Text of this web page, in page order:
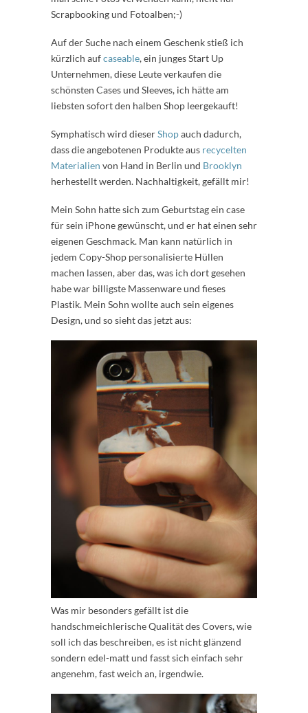
Scrapbooking und Fotoalben;-)
Auf der Suche nach einem Geschenk stieß ich
kürzlich aufcaseable, ein junges Start Up
Unternehmen, diese Leute verkaufen die
schönsten Cases und Sleeves, ich hätte am
liebsten sofort den halben Shop leergekauft!
Symphatisch wird dieserShopauch dadurch,
dass die angebotenen Produkte aus recycelten
Materialien von Hand in Berlin und Brooklyn
herhestellt werden. Nachhaltigkeit, gefällt mir!
Mein Sohn hatte sich zum Geburtstag ein case
für sein iPhone gewünscht, und er hat einen sehr
eigenen Geschmack. Man kann natürlich in
jedem Copy-Shop personalisierte Hüllen
machen lassen, aber das, was ich dort gesehen
habe war billigste Massenware und fieses
Plastik. Mein Sohn wollte auch sein eigenes
Design, und so sieht das jetzt aus:
Was mir besonders gefällt ist die
handschmeichlerische Qualität des Covers, wie
soll ich das beschreiben, es ist nicht glänzend
sondern edel-matt und fasst sich einfach sehr
angenehm, fast weich an, irgendwie.